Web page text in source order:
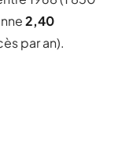
2,40
par an).